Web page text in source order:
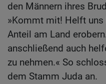
den Männern ihres
»Kommt mit! Helft uns
Anteil am Land
anschließend auch
zu nehmen.« So
dem Stamm Juda an.